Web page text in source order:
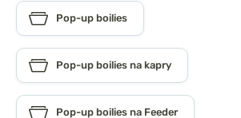
Pop-up boilies
Pop-up boilies na kapry
Pop-up boilies na Feeder